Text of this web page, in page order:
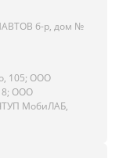
б-р, дом №
105; ООО
ООО
МобиЛАБ,